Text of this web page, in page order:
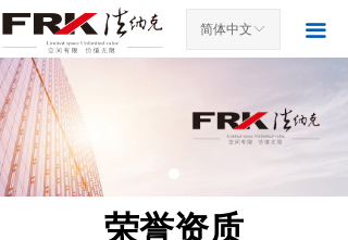
끀
首页
关于我们
产品中心
案例展示
ꀅ
简体中文
荣誉资质